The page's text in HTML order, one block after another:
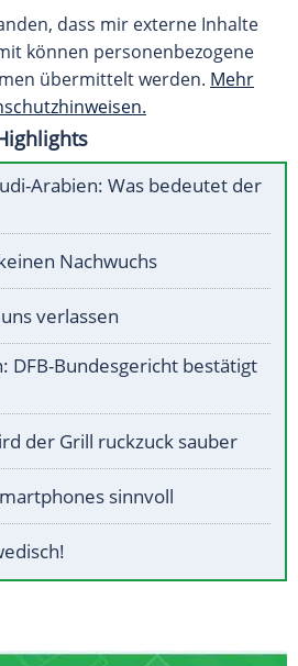
dass mir externe Inhalte
können personenbezogene
übermittelt werden. Mehr
Arabien: Was bedeutet der
Nachwuchs
verlassen
DFB-Bundesgericht bestätigt
der Grill ruckzuck sauber
sinnvoll